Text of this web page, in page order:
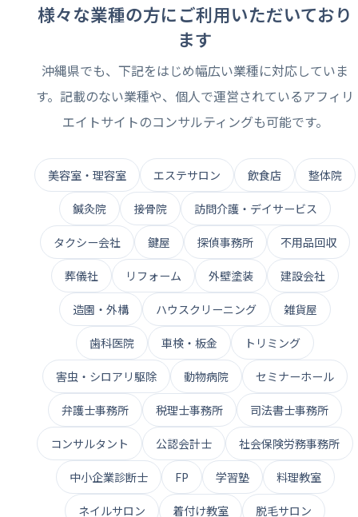
様々な業種の方にご利用いただいており
ます
沖縄県でも、下記をはじめ幅広い業種に対応していま
す。記載のない業種や、個人で運営されているアフィリ
エイトサイトのコンサルティングも可能です。
美容室・理容室 エステサロン 飲食店 整体院
鍼灸院 接骨院 訪問介護・デイサービス
タクシー会社 鍵屋 探偵事務所 不用品回収
葬儀社 リフォーム 外壁塗装 建設会社
造園・外構 ハウスクリーニング 雑貨屋
歯科医院 車検・板金 トリミング
害虫・シロアリ駆除 動物病院 セミナーホール
弁護士事務所 税理士事務所 司法書士事務所
コンサルタント 公認会計士 社会保険労務事務所
中小企業診断士 FP 学習塾 料理教室
ネイルサロン 着付け教室 脱毛サロン